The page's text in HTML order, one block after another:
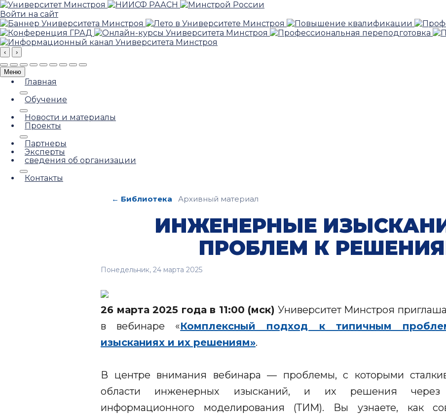
Войти на сайт
‹ ›
Меню
Главная
Обучение
Новости и материалы
Проекты
Партнеры
Эксперты
сведения об организации
Контакты
← Библиотека Архивный материал
ИНЖЕНЕРНЫЕ
ПРОБЛЕМ К
Понедельник, 24 марта 2025
26 марта 2025 года в 11:00 (мск) Университет Минстроя
в вебинаре «Комплексный подход к типичным
изысканиях и их решениям».
В центре внимания вебинара — проблемы, с которыми
области инженерных изысканий, и их решения через
информационного моделирования (ТИМ). Вы узнаете, как